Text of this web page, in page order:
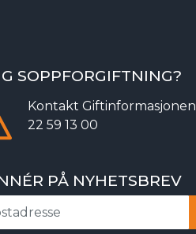
SOPPFORGIFTNING?
Kontakt Giftinformasjonen
22 59 13 00
PÅ NYHETSBREV